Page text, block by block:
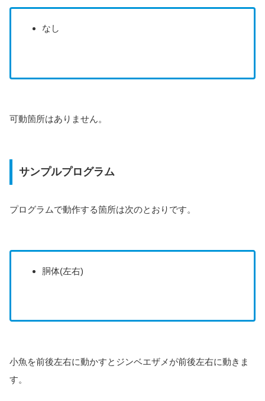
なし
可動箇所はありません。
サンプルプログラム
プログラムで動作する箇所は次のとおりです。
胴体(左右)
小魚を前後左右に動かすとジンベエザメが前後左右に動きま
す。